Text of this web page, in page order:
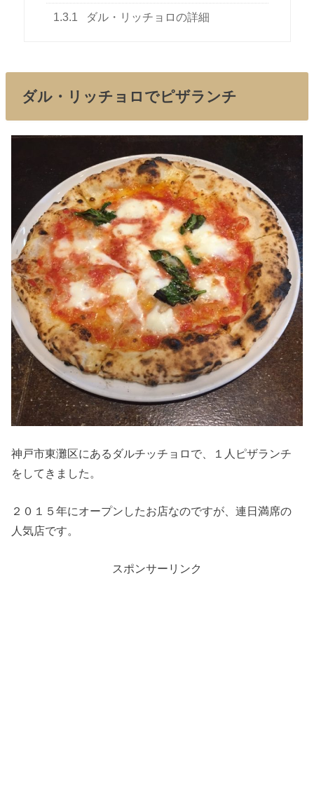
1.3.1 ダル・リッチョロの詳細
ダル・リッチョロでピザランチ
神戸市東灘区にあるダルチッチョロで、１人ピザランチ
をしてきました。
２０１５年にオープンしたお店なのですが、連日満席の
人気店です。
スポンサーリンク